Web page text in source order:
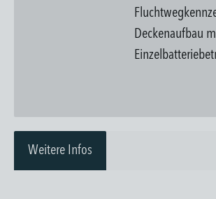
Deckenaufbau
Weitere Infos